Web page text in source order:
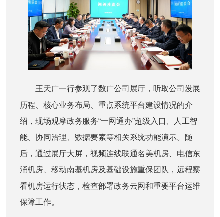
王天广一行参观了数广公司展厅，听取公司发展
历程、核心业务布局、重点系统平台建设情况的介
绍，现场观摩政务服务“一网通办”超级入口、人工智
能、协同治理、数据要素等相关系统功能演示。随
后，通过展厅大屏，视频连线联通名美机房、电信东
涌机房、移动南基机房及基础设施重保团队，远程察
看机房运行状态，检查部署政务云网和重要平台运维
保障工作。